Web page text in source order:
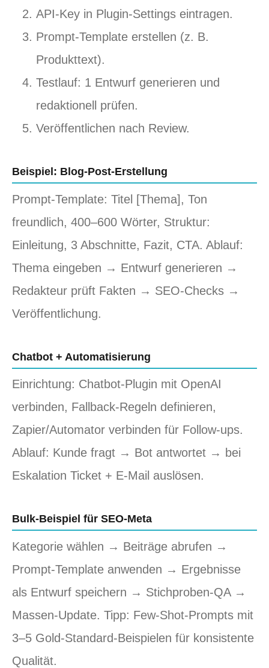
API‑Key in Plugin‑Settings eintragen.
Prompt‑Template erstellen (z. B.
Produkttext).
Testlauf: 1 Entwurf generieren und
redaktionell prüfen.
Veröffentlichen nach Review.
Beispiel: Blog‑Post‑Erstellung
Prompt‑Template: Titel [Thema], Ton
freundlich, 400–600 Wörter, Struktur:
Einleitung, 3 Abschnitte, Fazit, CTA. Ablauf:
Thema eingeben → Entwurf generieren →
Redakteur prüft Fakten → SEO‑Checks →
Veröffentlichung.
Chatbot + Automatisierung
Einrichtung: Chatbot‑Plugin mit OpenAI
verbinden, Fallback‑Regeln definieren,
Zapier/Automator verbinden für Follow‑ups.
Ablauf: Kunde fragt → Bot antwortet → bei
Eskalation Ticket + E‑Mail auslösen.
Bulk‑Beispiel für SEO‑Meta
Kategorie wählen → Beiträge abrufen →
Prompt‑Template anwenden → Ergebnisse
als Entwurf speichern → Stichproben‑QA →
Massen‑Update. Tipp: Few‑Shot‑Prompts mit
3–5 Gold‑Standard‑Beispielen für konsistente
Qualität.